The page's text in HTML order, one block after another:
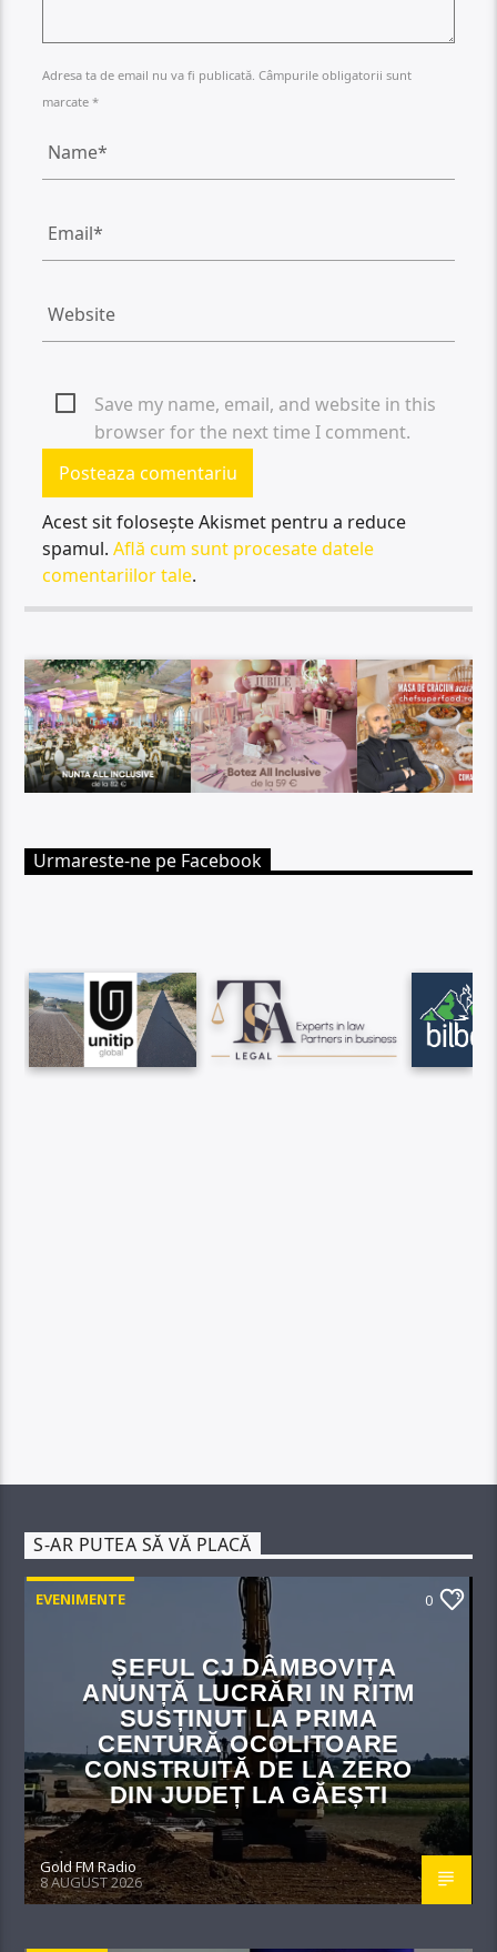
Adresa ta de email nu va fi publicată. Câmpurile obligatorii sunt
marcate *
Save my name, email, and website in this
browser for the next time I comment.
Acest sit folosește Akismet pentru a reduce
spamul.Află cum sunt procesate datele
comentariilor tale.
Urmareste-ne pe Facebook
S-AR PUTEA SĂ VĂ PLACĂ
EVENIMENTE 0
ȘEFUL CJ DÂMBOVIȚA
ANUNȚĂ LUCRĂRI IN RITM
SUSȚINUT LA PRIMA
CENTURĂ OCOLITOARE
CONSTRUITĂ DE LA ZERO
DIN JUDEȚ LA GĂEȘTI
Gold FM Radio
8 AUGUST 2026